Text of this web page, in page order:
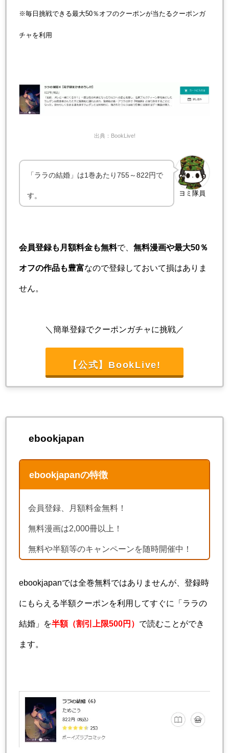
※毎日挑戦できる最大50％オフのクーポンが当たるクーポンガ
チャを利用
出典：BookLive!
ヨミ隊員
「ララの結婚」は1巻あたり755～822円で
す。
会員登録も月額料金も無料で、 無料漫画や最大50％
オフの作品も豊富なので登録しておいて損はありま
せん。
＼簡単登録でクーポンガチャに挑戦／
【公式】BookLive!
ebookjapan
ebookjapanの特徴
会員登録、月額料金無料！
無料漫画は2,000冊以上！
無料や半額等のキャンペーンを随時開催中！
ebookjapanでは全巻無料ではありませんが、登録時
にもらえる半額クーポンを利用してすぐに「ララの
結婚」を半額（割引上限500円） で読むことができ
ます。